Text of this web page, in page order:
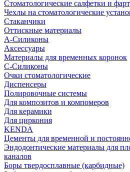
Стоматологические салфетки и
Чехлы на стоматологические
Стаканчики
Оттискные материалы
А-Силиконы
Аксессуары
Материалы для временных коронок
С-Силиконы
Очки стоматологические
Диспенсеры
Полировочные системы
Для композитов и компомеров
Для керамики
Для циркония
KENDA
Цементы для временной и
Эндодонтические материалы для
каналов
Боры твердосплавные (карбидные)